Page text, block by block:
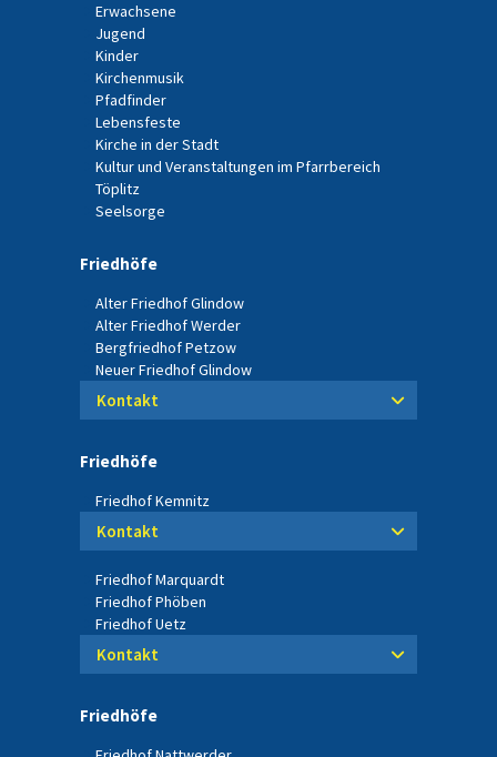
Erwachsene
Jugend
Kinder
Kirchenmusik
Pfadfinder
Lebensfeste
Kirche in der Stadt
Kultur und Veranstaltungen im Pfarrbereich
Töplitz
Seelsorge
Friedhöfe
Alter Friedhof Glindow
Alter Friedhof Werder
Bergfriedhof Petzow
Neuer Friedhof Glindow
Kontakt
Friedhöfe
Friedhof Kemnitz
Kontakt
Friedhof Marquardt
Friedhof Phöben
Friedhof Uetz
Kontakt
Friedhöfe